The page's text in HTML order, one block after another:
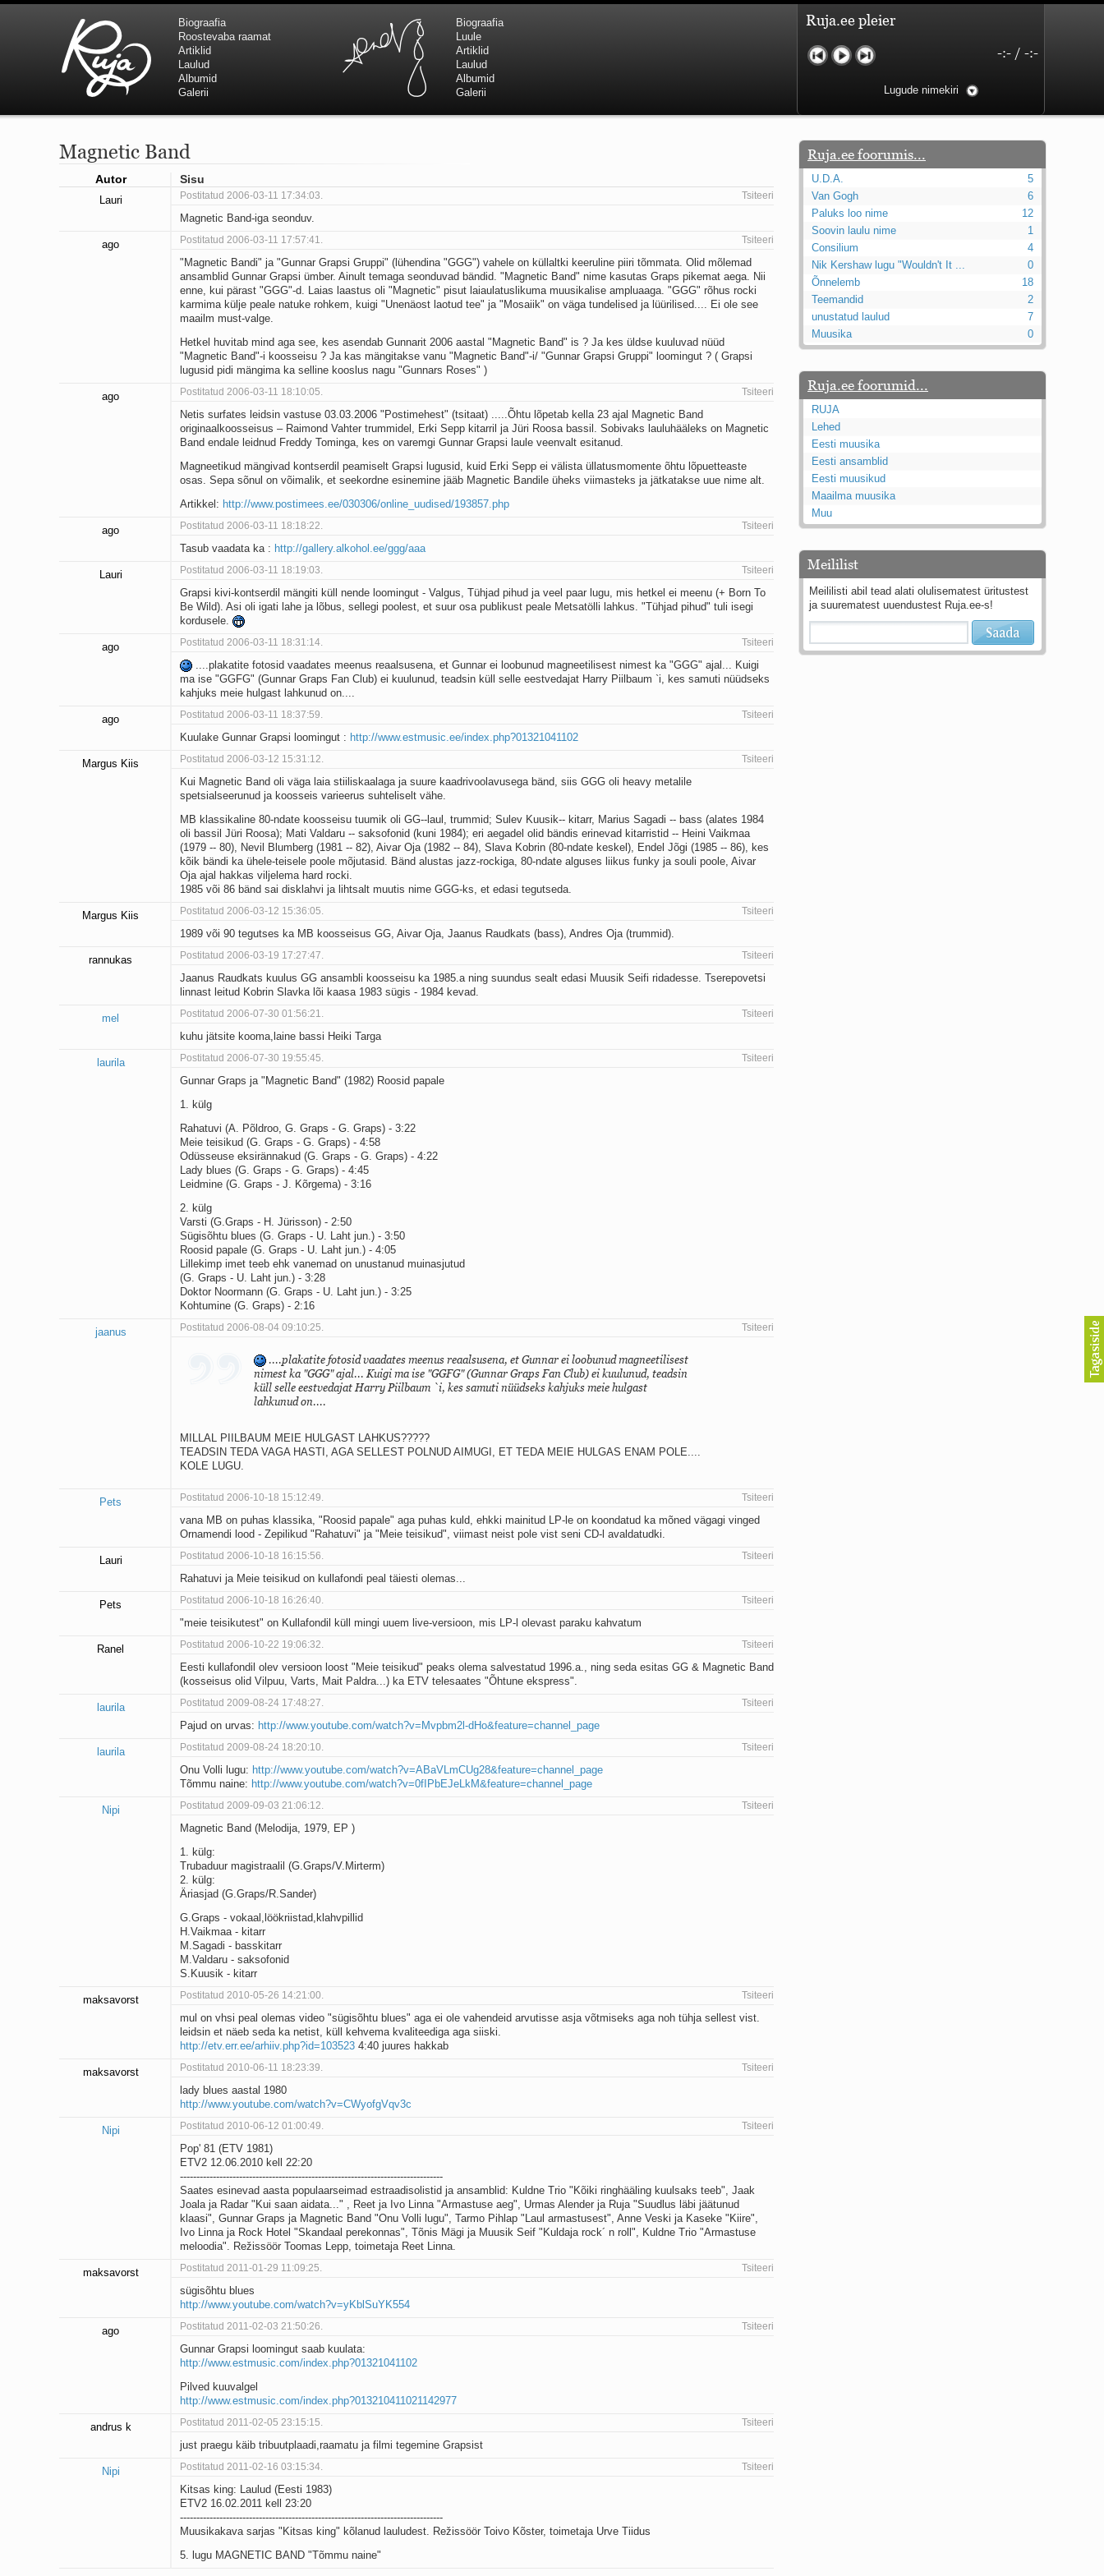
Biograafia
Roostevaba raamat
Artiklid
Laulud
Albumid
Galerii
Biograafia
Luule
Artiklid
Laulud
Albumid
Galerii
Ruja.ee pleier
-:- / -:-
Lugude nimekiri
Magnetic Band
Autor Sisu
Lauri Postitatud 2006-03-11 17:34:03. Tsiteeri
Magnetic Band-iga seonduv.
ago Postitatud 2006-03-11 17:57:41. Tsiteeri
"Magnetic Bandi" ja "Gunnar Grapsi Gruppi" (lühendina "GGG") vahele on küllaltki keeruline piiri tõmmata. Olid mõlemad
ansamblid Gunnar Grapsi ümber. Ainult temaga seonduvad bändid. "Magnetic Band" nime kasutas Graps pikemat aega. Nii
enne, kui pärast "GGG"-d. Laias laastus oli "Magnetic" pisut laiaulatuslikuma muusikalise ampluaaga. "GGG" rõhus rocki
karmima külje peale natuke rohkem, kuigi "Unenäost laotud tee" ja "Mosaiik" on väga tundelised ja lüürilised.... Ei ole see
maailm must-valge.
Hetkel huvitab mind aga see, kes asendab Gunnarit 2006 aastal "Magnetic Band" is ? Ja kes üldse kuuluvad nüüd
"Magnetic Band"-i koosseisu ? Ja kas mängitakse vanu "Magnetic Band"-i/ "Gunnar Grapsi Gruppi" loomingut ? ( Grapsi
lugusid pidi mängima ka selline kooslus nagu "Gunnars Roses" )
ago Postitatud 2006-03-11 18:10:05. Tsiteeri
Netis surfates leidsin vastuse 03.03.2006 "Postimehest" (tsitaat) .....Õhtu lõpetab kella 23 ajal Magnetic Band
originaalkoosseisus – Raimond Vahter trummidel, Erki Sepp kitarril ja Jüri Roosa bassil. Sobivaks lauluhääleks on Magnetic
Band endale leidnud Freddy Tominga, kes on varemgi Gunnar Grapsi laule veenvalt esitanud.
Magneetikud mängivad kontserdil peamiselt Grapsi lugusid, kuid Erki Sepp ei välista üllatusmomente õhtu lõpuetteaste
osas. Sepa sõnul on võimalik, et seekordne esinemine jääb Magnetic Bandile üheks viimasteks ja jätkatakse uue nime alt.
Artikkel: http://www.postimees.ee/030306/online_uudised/193857.php
ago Postitatud 2006-03-11 18:18:22. Tsiteeri
Tasub vaadata ka : http://gallery.alkohol.ee/ggg/aaa
Lauri Postitatud 2006-03-11 18:19:03. Tsiteeri
Grapsi kivi-kontserdil mängiti küll nende loomingut - Valgus, Tühjad pihud ja veel paar lugu, mis hetkel ei meenu (+ Born To
Be Wild). Asi oli igati lahe ja lõbus, sellegi poolest, et suur osa publikust peale Metsatölli lahkus. "Tühjad pihud" tuli isegi
kordusele.
ago Postitatud 2006-03-11 18:31:14. Tsiteeri
....plakatite fotosid vaadates meenus reaalsusena, et Gunnar ei loobunud magneetilisest nimest ka "GGG" ajal... Kuigi
ma ise "GGFG" (Gunnar Graps Fan Club) ei kuulunud, teadsin küll selle eestvedajat Harry Piilbaum `i, kes samuti nüüdseks
kahjuks meie hulgast lahkunud on....
ago Postitatud 2006-03-11 18:37:59. Tsiteeri
Kuulake Gunnar Grapsi loomingut : http://www.estmusic.ee/index.php?01321041102
Margus Kiis Postitatud 2006-03-12 15:31:12. Tsiteeri
Kui Magnetic Band oli väga laia stiiliskaalaga ja suure kaadrivoolavusega bänd, siis GGG oli heavy metalile
spetsialseerunud ja koosseis varieerus suhteliselt vähe.
MB klassikaline 80-ndate koosseisu tuumik oli GG--laul, trummid; Sulev Kuusik-- kitarr, Marius Sagadi -- bass (alates 1984
oli bassil Jüri Roosa); Mati Valdaru -- saksofonid (kuni 1984); eri aegadel olid bändis erinevad kitarristid -- Heini Vaikmaa
(1979 -- 80), Nevil Blumberg (1981 -- 82), Aivar Oja (1982 -- 84), Slava Kobrin (80-ndate keskel), Endel Jõgi (1985 -- 86), kes
kõik bändi ka ühele-teisele poole mõjutasid. Bänd alustas jazz-rockiga, 80-ndate alguses liikus funky ja souli poole, Aivar
Oja ajal hakkas viljelema hard rocki.
1985 või 86 bänd sai disklahvi ja lihtsalt muutis nime GGG-ks, et edasi tegutseda.
Margus Kiis Postitatud 2006-03-12 15:36:05. Tsiteeri
1989 või 90 tegutses ka MB koosseisus GG, Aivar Oja, Jaanus Raudkats (bass), Andres Oja (trummid).
rannukas Postitatud 2006-03-19 17:27:47. Tsiteeri
Jaanus Raudkats kuulus GG ansambli koosseisu ka 1985.a ning suundus sealt edasi Muusik Seifi ridadesse. Tserepovetsi
linnast leitud Kobrin Slavka lõi kaasa 1983 sügis - 1984 kevad.
mel Postitatud 2006-07-30 01:56:21. Tsiteeri
kuhu jätsite kooma,laine bassi Heiki Targa
laurila Postitatud 2006-07-30 19:55:45. Tsiteeri
Gunnar Graps ja "Magnetic Band" (1982) Roosid papale
1. külg
Rahatuvi (A. Põldroo, G. Graps - G. Graps) - 3:22
Meie teisikud (G. Graps - G. Graps) - 4:58
Odüsseuse eksirännakud (G. Graps - G. Graps) - 4:22
Lady blues (G. Graps - G. Graps) - 4:45
Leidmine (G. Graps - J. Kõrgema) - 3:16
2. külg
Varsti (G.Graps - H. Jürisson) - 2:50
Sügisõhtu blues (G. Graps - U. Laht jun.) - 3:50
Roosid papale (G. Graps - U. Laht jun.) - 4:05
Lillekimp imet teeb ehk vanemad on unustanud muinasjutud
(G. Graps - U. Laht jun.) - 3:28
Doktor Noormann (G. Graps - U. Laht jun.) - 3:25
Kohtumine (G. Graps) - 2:16
jaanus Postitatud 2006-08-04 09:10:25. Tsiteeri
....plakatite fotosid vaadates meenus reaalsusena, et Gunnar ei loobunud magneetilisest
nimest ka "GGG" ajal... Kuigi ma ise "GGFG" (Gunnar Graps Fan Club) ei kuulunud, teadsin
küll selle eestvedajat Harry Piilbaum `i, kes samuti nüüdseks kahjuks meie hulgast
lahkunud on....
MILLAL PIILBAUM MEIE HULGAST LAHKUS?????
TEADSIN TEDA VAGA HASTI, AGA SELLEST POLNUD AIMUGI, ET TEDA MEIE HULGAS ENAM POLE....
KOLE LUGU.
Pets Postitatud 2006-10-18 15:12:49. Tsiteeri
vana MB on puhas klassika, "Roosid papale" aga puhas kuld, ehkki mainitud LP-le on koondatud ka mõned vägagi vinged
Ornamendi lood - Zepilikud "Rahatuvi" ja "Meie teisikud", viimast neist pole vist seni CD-l avaldatudki.
Lauri Postitatud 2006-10-18 16:15:56. Tsiteeri
Rahatuvi ja Meie teisikud on kullafondi peal täiesti olemas...
Pets Postitatud 2006-10-18 16:26:40. Tsiteeri
"meie teisikutest" on Kullafondil küll mingi uuem live-versioon, mis LP-l olevast paraku kahvatum
Ranel Postitatud 2006-10-22 19:06:32. Tsiteeri
Eesti kullafondil olev versioon loost "Meie teisikud" peaks olema salvestatud 1996.a., ning seda esitas GG & Magnetic Band
(kosseisus olid Vilpuu, Varts, Mait Paldra...) ka ETV telesaates "Õhtune ekspress".
laurila Postitatud 2009-08-24 17:48:27. Tsiteeri
Pajud on urvas: http://www.youtube.com/watch?v=Mvpbm2l-dHo&feature=channel_page
laurila Postitatud 2009-08-24 18:20:10. Tsiteeri
Onu Volli lugu: http://www.youtube.com/watch?v=ABaVLmCUg28&feature=channel_page
Tõmmu naine: http://www.youtube.com/watch?v=0fIPbEJeLkM&feature=channel_page
Nipi Postitatud 2009-09-03 21:06:12. Tsiteeri
Magnetic Band (Melodija, 1979, EP )
1. külg:
Trubaduur magistraalil (G.Graps/V.Mirterm)
2. külg:
Äriasjad (G.Graps/R.Sander)
G.Graps - vokaal,löökriistad,klahvpillid
H.Vaikmaa - kitarr
M.Sagadi - basskitarr
M.Valdaru - saksofonid
S.Kuusik - kitarr
maksavorst Postitatud 2010-05-26 14:21:00. Tsiteeri
mul on vhsi peal olemas video "sügisõhtu blues" aga ei ole vahendeid arvutisse asja võtmiseks aga noh tühja sellest vist.
leidsin et näeb seda ka netist, küll kehvema kvaliteediga aga siiski.
http://etv.err.ee/arhiiv.php?id=103523 4:40 juures hakkab
maksavorst Postitatud 2010-06-11 18:23:39. Tsiteeri
lady blues aastal 1980
http://www.youtube.com/watch?v=CWyofgVqv3c
Nipi Postitatud 2010-06-12 01:00:49. Tsiteeri
Pop' 81 (ETV 1981)
ETV2 12.06.2010 kell 22:20
--------------------------------------------------------------------------------
Saates esinevad aasta populaarseimad estraadisolistid ja ansamblid: Kuldne Trio "Kõiki ringhääling kuulsaks teeb", Jaak
Joala ja Radar "Kui saan aidata..." , Reet ja Ivo Linna "Armastuse aeg", Urmas Alender ja Ruja "Suudlus läbi jäätunud
klaasi", Gunnar Graps ja Magnetic Band "Onu Volli lugu", Tarmo Pihlap "Laul armastusest", Anne Veski ja Kaseke "Kiire",
Ivo Linna ja Rock Hotel "Skandaal perekonnas", Tõnis Mägi ja Muusik Seif "Kuldaja rock´ n roll", Kuldne Trio "Armastuse
meloodia". Režissöör Toomas Lepp, toimetaja Reet Linna.
maksavorst Postitatud 2011-01-29 11:09:25. Tsiteeri
sügisõhtu blues
http://www.youtube.com/watch?v=yKblSuYK554
ago Postitatud 2011-02-03 21:50:26. Tsiteeri
Gunnar Grapsi loomingut saab kuulata:
http://www.estmusic.com/index.php?01321041102
Pilved kuuvalgel
http://www.estmusic.com/index.php?013210411021142977
andrus k Postitatud 2011-02-05 23:15:15. Tsiteeri
just praegu käib tribuutplaadi,raamatu ja filmi tegemine Grapsist
Nipi Postitatud 2011-02-16 03:15:34. Tsiteeri
Kitsas king: Laulud (Eesti 1983)
ETV2 16.02.2011 kell 23:20
--------------------------------------------------------------------------------
Muusikakava sarjas "Kitsas king" kõlanud lauludest. Režissöör Toivo Kõster, toimetaja Urve Tiidus
5. lugu MAGNETIC BAND "Tõmmu naine"
Ruja.ee foorumis...
U.D.A.
5
Van Gogh
6
Paluks loo nime
12
Soovin laulu nime
1
Consilium
4
Nik Kershaw lugu "Wouldn't It ...
0
Õnnelemb
18
Teemandid
2
unustatud laulud
7
Muusika
0
Ruja.ee foorumid...
RUJA
Lehed
Eesti muusika
Eesti ansamblid
Eesti muusikud
Maailma muusika
Muu
Meililist
Meililisti abil tead alati olulisematest üritustest
ja suurematest uuendustest Ruja.ee-s!